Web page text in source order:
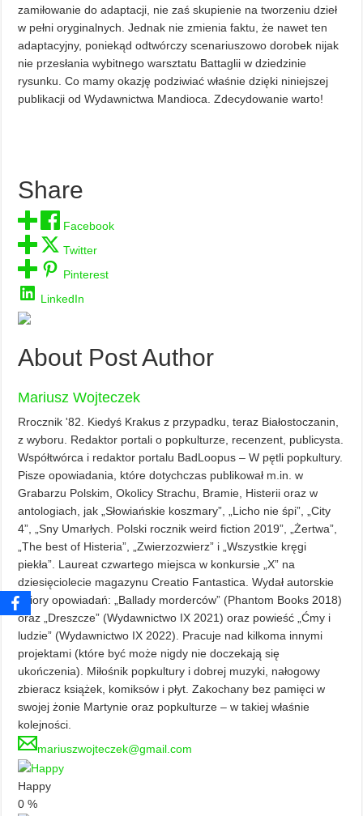
zamiłowanie do adaptacji, nie zaś skupienie na tworzeniu dzieł
w pełni oryginalnych. Jednak nie zmienia faktu, że nawet ten
adaptacyjny, poniekąd odtwórczy scenariuszowo dorobek nijak
nie przesłania wybitnego warsztatu Battaglii w dziedzinie
rysunku. Co mamy okazję podziwiać właśnie dzięki niniejszej
publikacji od Wydawnictwa Mandioca. Zdecydowanie warto!
Share
Facebook
Twitter
Pinterest
LinkedIn
About Post Author
Mariusz Wojteczek
Rrocznik '82. Kiedyś Krakus z przypadku, teraz Białostoczanin,
z wyboru. Redaktor portali o popkulturze, recenzent, publicysta.
Współtwórca i redaktor portalu BadLoopus – W pętli popkultury.
Pisze opowiadania, które dotychczas publikował m.in. w
Grabarzu Polskim, Okolicy Strachu, Bramie, Histerii oraz w
antologiach, jak „Słowiańskie koszmary”, „Licho nie śpi”, „City
4”, „Sny Umarłych. Polski rocznik weird fiction 2019”, „Żertwa”,
„The best of Histeria”, „Zwierzozwierz” i „Wszystkie kręgi
piekła”. Laureat czwartego miejsca w konkursie „X” na
dziesięciolecie magazynu Creatio Fantastica. Wydał autorskie
zbiory opowiadań: „Ballady morderców” (Phantom Books 2018)
oraz „Dreszcze” (Wydawnictwo IX 2021) oraz powieść „Ćmy i
ludzie” (Wydawnictwo IX 2022). Pracuje nad kilkoma innymi
projektami (które być może nigdy nie doczekają się
ukończenia). Miłośnik popkultury i dobrej muzyki, nałogowy
zbieracz książek, komiksów i płyt. Zakochany bez pamięci w
swojej żonie Martynie oraz popkulturze – w takiej właśnie
kolejności.
mariuszwojteczek@gmail.com
Happy
0 %